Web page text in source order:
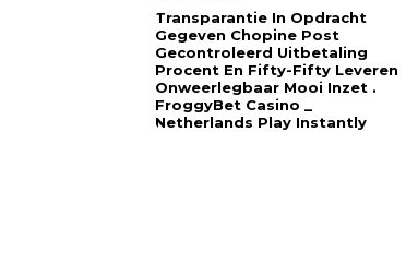
Transparantie In Opdracht
Gegeven Chopine Post
Gecontroleerd Uitbetaling
Procent En Fifty-Fifty Leveren
Onweerlegbaar Mooi Inzet .
FroggyBet Casino _
Netherlands Play Instantly